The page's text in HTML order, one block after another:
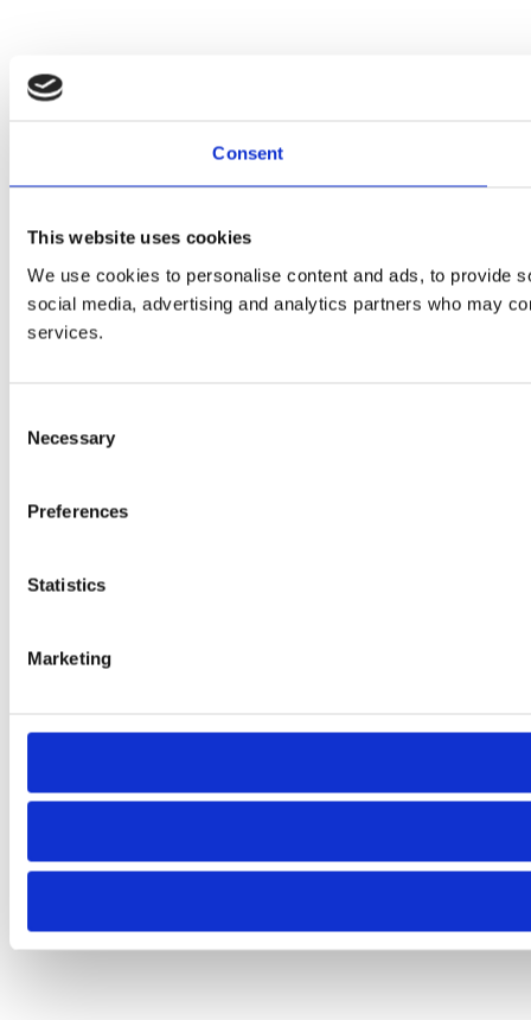
Consent
This website uses cookies
We use cookies to personalise content and ads, to provide
social media, advertising and analytics partners who may
services.
Selection
Necessary
Preferences
Statistics
Marketing